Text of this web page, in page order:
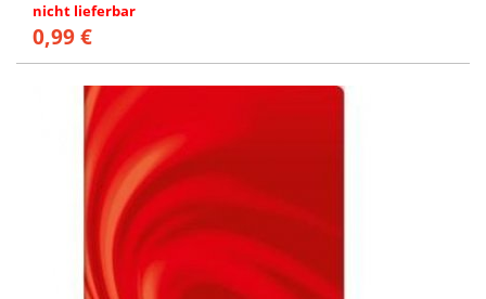
nicht lieferbar
0,99 €